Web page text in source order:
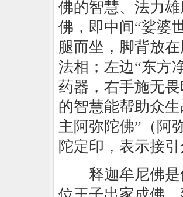
佛的智慧、法力
佛，即中间“娑婆
腿而坐，脚背放
法相；左边“东方
药器，右手施无
的智慧能帮助众
主阿弥陀佛”（阿
陀定印，表示接
释迦牟尼佛是